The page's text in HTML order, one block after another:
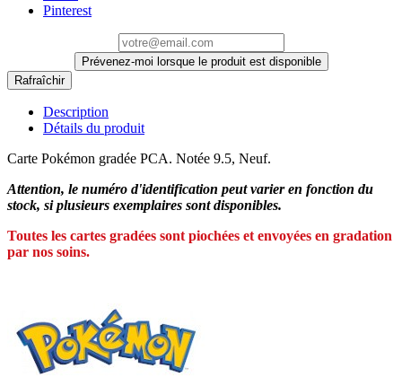
Pinterest
Prévenez-moi lorsque le produit est disponible
Description
Détails du produit
Carte Pokémon gradée PCA. Notée 9.5, Neuf.
Attention, le numéro d'identification peut varier en fonction du
stock, si plusieurs exemplaires sont disponibles.
Toutes les cartes gradées sont piochées et envoyées en gradation
par nos soins.